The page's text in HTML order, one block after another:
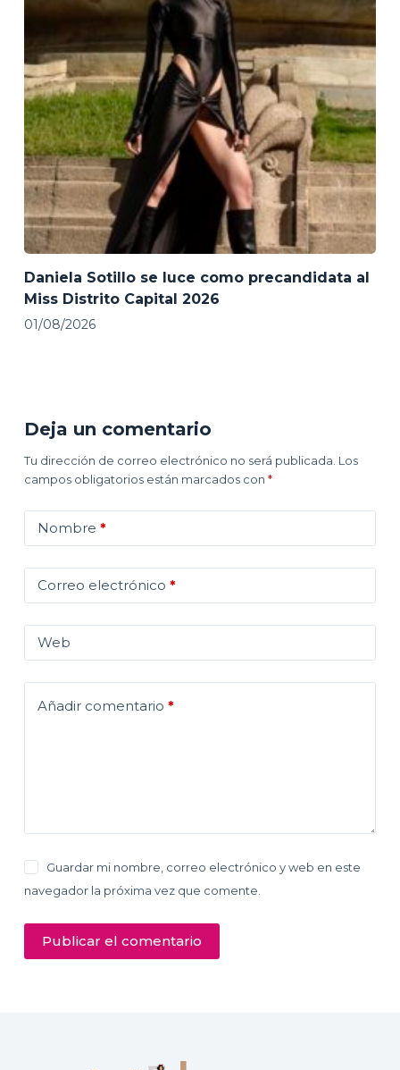
Daniela Sotillo se luce como precandidata al
Miss Distrito Capital 2026
01/08/2026
Deja un comentario
Tu dirección de correo electrónico no será publicada. Los
campos obligatorios están marcados con *
Nombre *
Correo electrónico *
Web
Añadir comentario *
Guardar mi nombre, correo electrónico y web en este
navegador la próxima vez que comente.
Publicar el comentario